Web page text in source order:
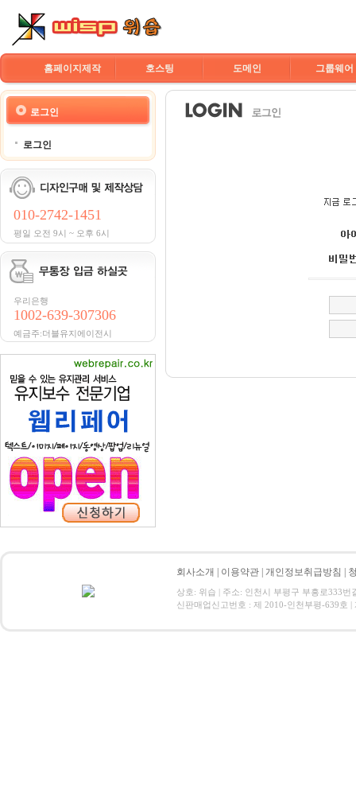
홈페이지제작 호스팅 도메인 그룹웨어
로그인
로그인
010-2742-1451
평일 오전 9시 ~ 오후 6시
우리은행
1002-639-307306
예금주:더블유지에이전시
회사소개 이용약관 개인정보취급방침
상호: 위습 | 주소: 인천시 부평구 부흥로333
신판매업신고번호 : 제 2010-인천부평-639호